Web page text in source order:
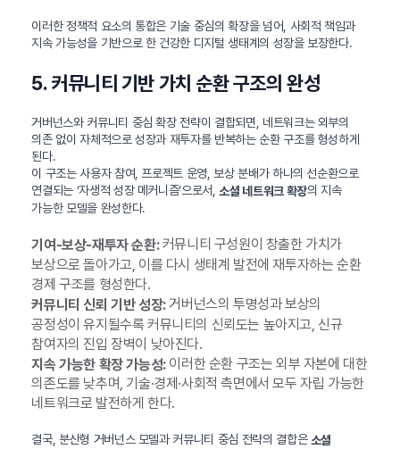
이러한 정책적 요소의 통합은 기술 중심의 확장을 넘어, 사회적 책임과
지속 가능성을 기반으로 한 건강한 디지털 생태계의 성장을 보장한다.
5. 커뮤니티 기반 가치 순환 구조의 완성
거버넌스와 커뮤니티 중심 확장 전략이 결합되면, 네트워크는 외부의
의존 없이 자체적으로 성장과 재투자를 반복하는 순환 구조를 형성하게
된다.
이 구조는 사용자 참여, 프로젝트 운영, 보상 분배가 하나의 선순환으로
연결되는 ‘자생적 성장 메커니즘’으로서,소셜 네트워크 확장의 지속
가능한 모델을 완성한다.
기여-보상-재투자 순환:커뮤니티 구성원이 창출한 가치가
보상으로 돌아가고, 이를 다시 생태계 발전에 재투자하는 순환
경제 구조를 형성한다.
커뮤니티 신뢰 기반 성장:거버넌스의 투명성과 보상의
공정성이 유지될수록 커뮤니티의 신뢰도는 높아지고, 신규
참여자의 진입 장벽이 낮아진다.
지속 가능한 확장 가능성:이러한 순환 구조는 외부 자본에 대한
의존도를 낮추며, 기술·경제·사회적 측면에서 모두 자립 가능한
네트워크로 발전하게 한다.
결국, 분산형 거버넌스 모델과 커뮤니티 중심 전략의 결합은소셜